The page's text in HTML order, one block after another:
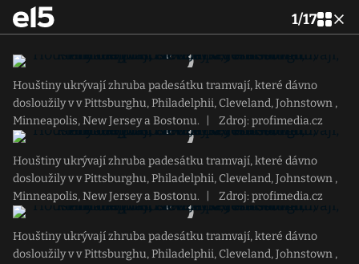
1/17
Houštiny ukrývají zhruba padesátku tramvají, které dávno
dosloužily v v Pittsburghu, Philadelphii, Cleveland, Johnstown ,
Minneapolis, New Jersey a Bostonu.
Zdroj: profimedia.cz
Houštiny ukrývají zhruba padesátku tramvají, které dávno
dosloužily v v Pittsburghu, Philadelphii, Cleveland, Johnstown ,
Minneapolis, New Jersey a Bostonu.
Zdroj: profimedia.cz
Houštiny ukrývají zhruba padesátku tramvají, které dávno
dosloužily v v Pittsburghu, Philadelphii, Cleveland, Johnstown ,